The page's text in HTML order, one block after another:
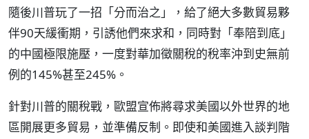
隨後川普玩了一招「分而治之」，給了絕大多數貿易夥
伴90天緩衝期，引誘他們來求和，同時對「奉陪到底」
的中國極限施壓，一度對華加徵關稅的稅率沖到史無前
例的145%甚至245%。
針對川普的關稅戰，歐盟宣佈將尋求美國以外世界的地
區開展更多貿易，並準備反制。即使和美國進入談判階